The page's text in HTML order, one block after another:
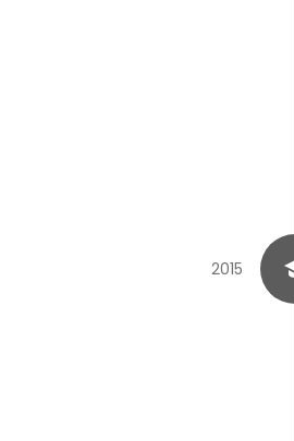
2015